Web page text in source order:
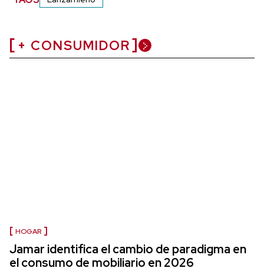
+ CONSUMIDOR
HOGAR
Jamar identifica el cambio de paradigma en
el consumo de mobiliario en 2026